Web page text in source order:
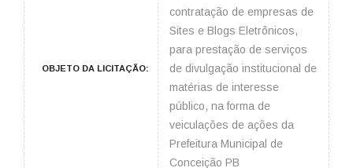
OBJETO DA LICITAÇÃO:
contratação de empresas de
Sites e Blogs Eletrônicos,
para prestação de serviços
de divulgação institucional de
matérias de interesse
público, na forma de
veiculações de ações da
Prefeitura Municipal de
Conceição PB